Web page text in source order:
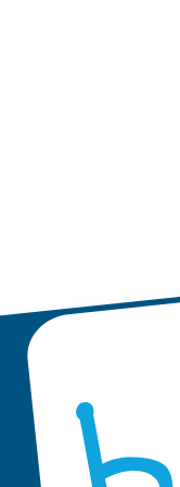
Etiquetas
- Set económicoEtiquetas